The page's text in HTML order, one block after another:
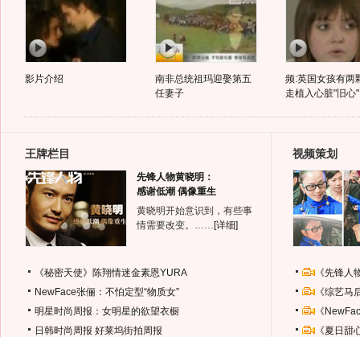
影片介绍
南非总统祖玛迎娶第五
任妻子
频:英国女孩有两
走植入心脏"旧心
王牌栏目
先锋人物黄晓明：
感谢低潮 偶像重生
黄晓明开始意识到，有些事
情需要改变。…… [详细]
《秘密天使》陈翔情迷金素恩YURA
NewFace张俪：不怕定型“物质女”
明星时尚周报：女明星的欲望衣橱
日韩时尚周报 好莱坞街拍周报
视频策划
《先锋
《综艺
《
《夏日